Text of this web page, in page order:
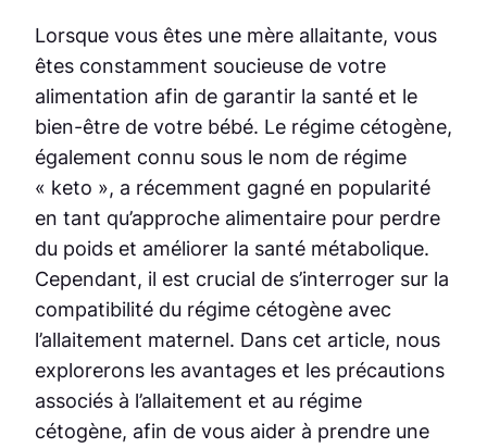
Lorsque vous êtes une mère allaitante, vous
êtes constamment soucieuse de votre
alimentation afin de garantir la santé et le
bien-être de votre bébé. Le régime cétogène,
également connu sous le nom de régime
« keto », a récemment gagné en popularité
en tant qu’approche alimentaire pour perdre
du poids et améliorer la santé métabolique.
Cependant, il est crucial de s’interroger sur la
compatibilité du régime cétogène avec
l’allaitement maternel. Dans cet article, nous
explorerons les avantages et les précautions
associés à l’allaitement et au régime
cétogène, afin de vous aider à prendre une